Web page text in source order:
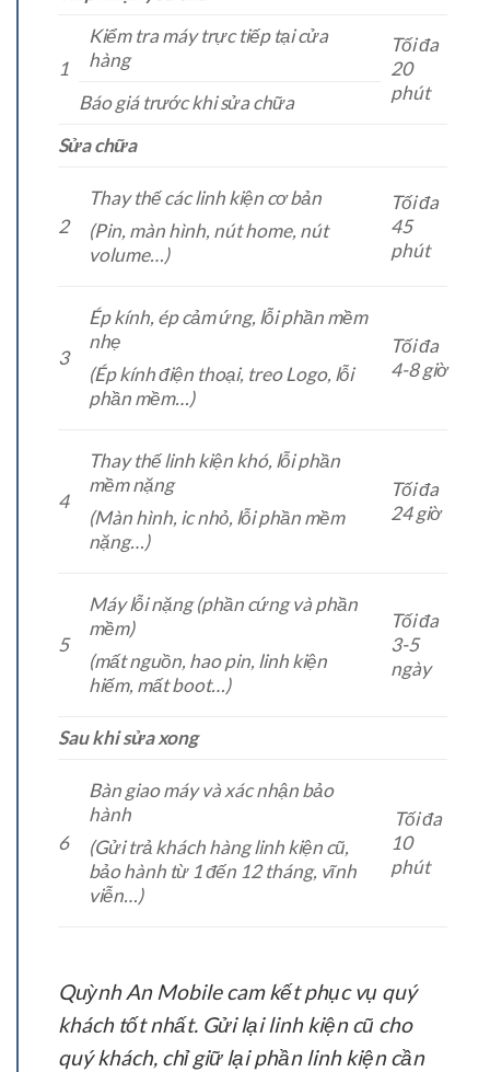
1
Kiểm tra máy trực tiếp tại cửa
hàng
Tối đa
20
phút
Báo giá trước khi sửa chữa
Sửa chữa
2
Thay thế các linh kiện cơ bản
(Pin, màn hình, nút home, nút
volume…)
Tối đa
45
phút
3
Ép kính, ép cảm ứng, lỗi phần mềm
nhẹ
(Ép kính điện thoại, treo Logo, lỗi
phần mềm…)
Tối đa
4-8 giờ
4
Thay thế linh kiện khó, lỗi phần
mềm nặng
(Màn hình, ic nhỏ, lỗi phần mềm
nặng…)
Tối đa
24 giờ
5
Máy lỗi nặng (phần cứng và phần
mềm)
(mất nguồn, hao pin, linh kiện
hiếm, mất boot…)
Tối đa
3-5
ngày
Sau khi sửa xong
6
Bàn giao máy và xác nhận bảo
hành
(Gửi trả khách hàng linh kiện cũ,
bảo hành từ 1 đến 12 tháng, vĩnh
viễn…)
Tối đa
10
phút
Quỳnh An Mobile cam kết phục vụ quý
khách tốt nhất. Gửi lại linh kiện cũ cho
quý khách, chỉ giữ lại phần linh kiện cần